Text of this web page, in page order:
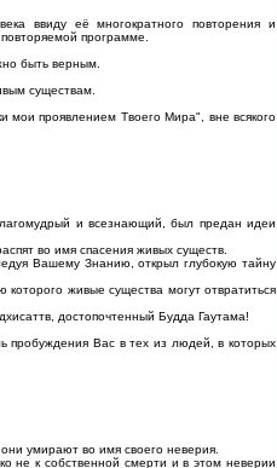
ввиду её многократного повторения и
программе.
быть верным.
существам.
проявлением Твоего Мира", вне всякого
и всезнающий, был предан идеи
во имя спасения живых существ.
Вашему Знанию, открыл глубокую тайну
живые существа могут отвратиться
достопочтенный Будда Гаутама!
Вас в тех из людей, в которых
умирают во имя своего неверия.
не к собственной смерти и в этом неверии